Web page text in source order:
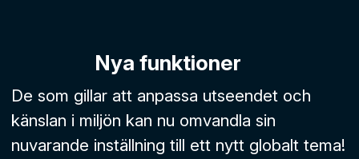
Nya funktioner
De som gillar att anpassa utseendet och
känslan i miljön kan nu omvandla sin
nuvarande inställning till ett nytt globalt tema!